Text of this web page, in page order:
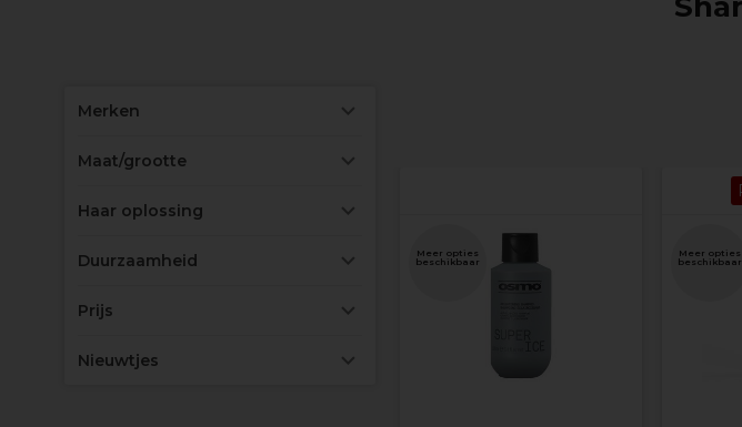
Merken
Maat/grootte
Haar oplossing
Duurzaamheid
Prijs
Nieuwtjes
Meer opties
beschikbaar
Meer opties
beschikbaar